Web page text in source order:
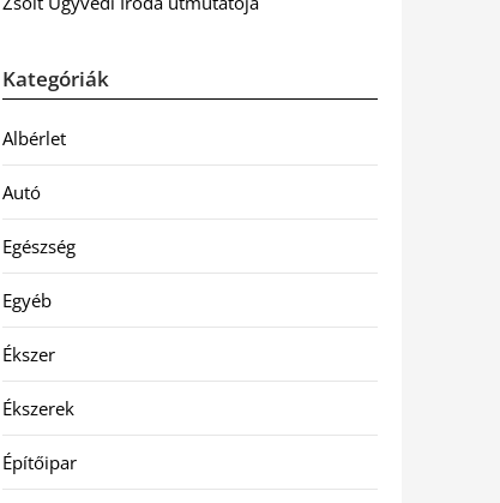
Kategóriák
Albérlet
Autó
Egészség
Egyéb
Ékszer
Ékszerek
Építőipar